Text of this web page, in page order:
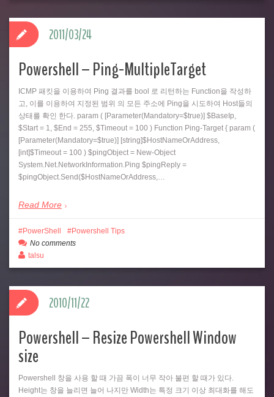
Powershell – Ping-MultipleTarget
ICMP 패킷을 이용하여 Ping 결과를 bool 로 리턴하는 Function을 작성하
고, 이를 이용하여 지정된 범위 의 모든 주소에 Ping을 시도하여 Host들의
상태를 확인 한다. param ( [Parameter(Mandatory=$true)] $BaseIp,
$Start = 1, $End = 255, $Timeout = 100 ) Function Ping-Target { param (
[Parameter(Mandatory=$true)] [string]$HostNameOrAddress,
[int]$Timeout = 100 ) $pingObject = New-Object
System.Net.NetworkInformation.Ping $pingReply =
$pingObject.Send($HostNameOrAddress,…
Read More
2011/03/24
PowerShell
Powershell Tips
No comments
talsu
Powershell – Resize Powershell Window
size
Powershell 창을 사용 할 때 가끔 폭이 너무 작아 불편 할 때가 있다.
Height는 창을 늘리면 늘어 나지만 Width는 특정 크기 이상 최대화를 해도
2010/11/22